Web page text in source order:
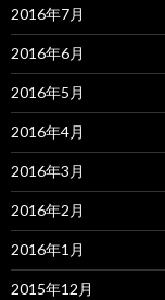
2016年7月
2016年6月
2016年5月
2016年4月
2016年3月
2016年2月
2016年1月
2015年12月